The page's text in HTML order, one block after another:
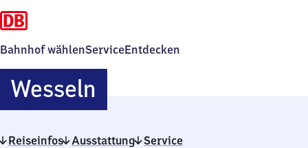
Bahnhof wählenServiceEntdecken
WesselnWesseln
Reiseinfos Ausstattung Service